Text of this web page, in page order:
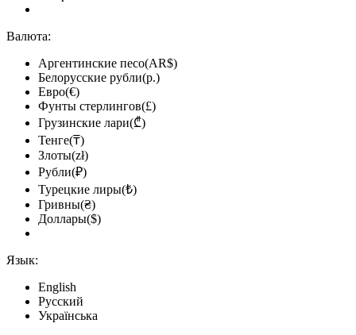
Валюта:
Аргентинские песо(AR$)
Белорусские рубли(р.)
Евро(€)
Фунты стерлингов(£)
Грузинские лари(₾)
Тенге(₸)
Злоты(zł)
Рубли(₽)
Турецкие лиры(₺)
Гривны(₴)
Доллары($)
Язык:
English
Русский
Українська